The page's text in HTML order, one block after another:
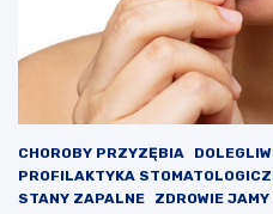
CHOROBY PRZYZĘBIA
PROFILAKTYKA
STANY ZAPALNE
ZDROWIE